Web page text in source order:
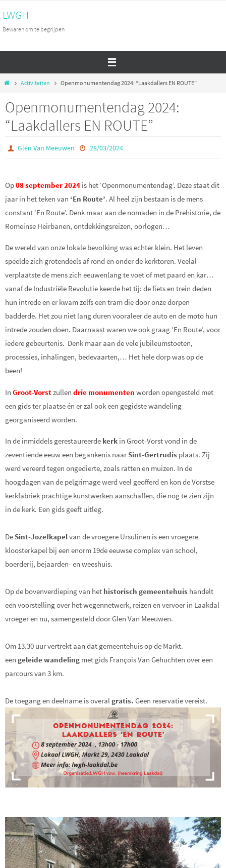
naar
de
LWGH
Bewaren om te begrijpen
HomeActiviteiten Openmonumentendag 2024: “Laakdallers EN ROUTE”
Openmonumentendag 2024:
“Laakdallers EN ROUTE”
Glen Van Meeuwen 28/03/2024
Op08 september 2024 is het ‘Openmonumentendag’. Deze staat dit
jaar in het teken van ‘En Route’. Al heel zijn bestaan is de mens
constant ‘En Route’. Denk maar aan de nomaden in de Prehistorie, de
Romeinse Heirbanen, ontdekkingsreizen, oorlogen…
De wereld van onze lokale bevolking was echter klein. Het leven
speelde zich grotendeels af rond en onder de kerktoren. Veelal
verplaatste de mens zich eeuwenlang te voet of met paard en kar…
vanaf de Industriële Revolutie keerde het tij: de fiets en trein deden
hun intrede en er kwam zelfs een tram die door onze dorpen
badderde. Het zou niet lang duren vooraleer de auto en de moto hun
intrede zouden doen. Daarnaast waren we ook graag ‘En Route’, voor
iedere gebeurtenis. Denk maar aan de vele jubileumstoeten,
processies, inhalingen, bedevaarten,… Het hele dorp was op de
been!
In Groot-Vorst zullen drie monumenten worden opengesteld met
een gids ter plaatse én er zal ook een gegidste wandeling
georganiseerd worden.
In de inmiddels gerestaureerde kerk in Groot-Vorst vond in de
zeventiende eeuw een begankenis naar Sint-Gertrudis plaats. Zij
werd vereerd tegen ongedierte, zoals ratten en muizen. In de
hoogdagen van de pelgrimage werd veel geofferd en kon de Vorstse
kerkfabriek prachtige kunstwerken aanschaffen, die nog te zien zijn
in de kerk. Een gids geeft uitleg.
De Sint-Jozefkapelvan de vroegere Ursulinen is een vroegere
kloosterkapel bij een enorm 19de eeuwse complex van school,
boerderij, bejaarden- en weeshuis.
Op de bovenverdieping van het historisch gemeentehuis handelt
een voorstelling over het wegennetwerk, reizen en vervoer in Laakdal
vroeger en nu, samengesteld door Glen Van Meeuwen.
Om 13.30 uur vertrekt aan dat gemeentehuis op de Markt.
een geleide wandeling met gids François Van Gehuchten over een
parcours van 3 km.
De toegang en deelname is overalgratis. Geen reservatie vereist.